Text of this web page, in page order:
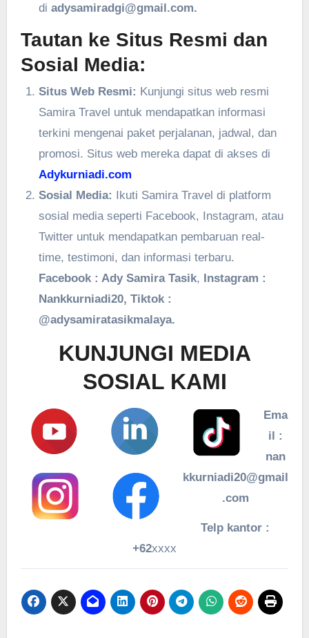
di adysamiradgi@gmail.com.
Tautan ke Situs Resmi dan
Sosial Media:
Situs Web Resmi: Kunjungi situs web resmi
Samira Travel untuk mendapatkan informasi
terkini mengenai paket perjalanan, jadwal, dan
promosi. Situs web mereka dapat di akses di
Adykurniadi.com
Sosial Media: Ikuti Samira Travel di platform
sosial media seperti Facebook, Instagram, atau
Twitter untuk mendapatkan pembaruan real-
time, testimoni, dan informasi terbaru.
Facebook : Ady Samira Tasik,
Instagram :
Nankkurniadi20, Tiktok :
@adysamiratasikmalaya.
KUNJUNGI MEDIA
SOSIAL KAMI
Ema
il :
nan
kkurniadi20@gmail
.com
Telp kantor :
+62xxxx